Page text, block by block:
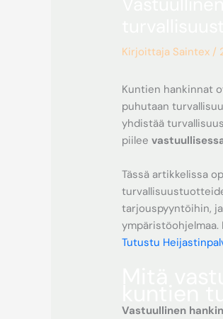
Kirjoittaja Saintex/
Kuntien hankinnat
puhutaan
yhdistää
piilee
Tässä artikkelissa
tarjouspyyntöihin,
Tutustu
Vastuullinen